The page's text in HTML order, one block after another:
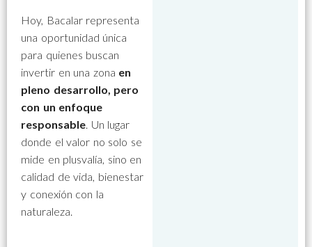
Hoy, Bacalar representa
una oportunidad única
para quienes buscan
invertir en una zona en
pleno desarrollo, pero
con un enfoque
responsable. Un lugar
donde el valor no solo se
mide en plusvalía, sino en
calidad de vida, bienestar
y conexión con la
naturaleza.